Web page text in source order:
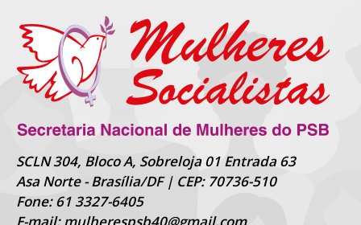
SCLN 304, Bloco A, Sobreloja 01 Entrada 63
Asa Norte - Brasília/DF | CEP: 70736-510
Fone: 61 3327-6405